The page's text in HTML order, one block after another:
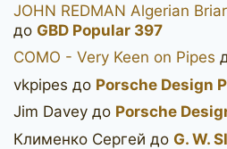
JOHN REDMAN Algerian
до GBD Popular 397
COMO - Very Keen on Pipes
vkpipes до Porsche Design
Jim Davey до Porsche
Клименко Сергей до G. W.